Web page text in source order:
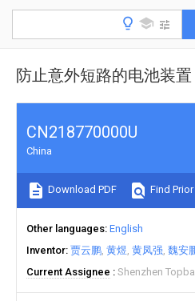
防止意外短路的电池装置
CN218770000U
China
Download PDF Find
Other languages English
Inventor 贾云鹏 黄煜 黄凤强 魏安
Current Assignee
Shenzhen